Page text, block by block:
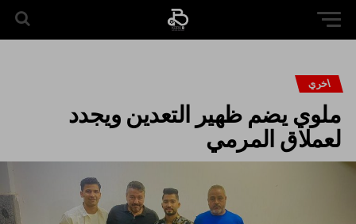
اخري
ملوي يضم ظهير التعدين ويجدد
لعملاق المرمي